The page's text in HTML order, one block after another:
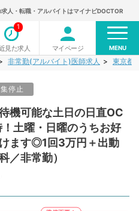
人・転職・アルバイトはマイナビDOCTOR
見た求人
1
マイページ MENU
非常勤(アルバイト)医師求人 東京都
停止
機可能な土日の日直OC
土曜・日曜のうちお好
ます◎1回3万円＋出動
／非常勤）